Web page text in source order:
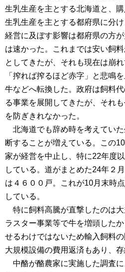
生乳生産を主とする北海道と、
生乳生産を主とする都府県に分
経営に及ぼす影響は都府県の方
は速かった。これまでは安い飼
としてきたが、それも現在は崩
「搾れば搾るほど赤字」と悲鳴
牛などへ転換した。政府は飼料
る事業を展開してきたが、それ
を防ぎきれなかった。
北海道でも辞め時を考えてい
断することが増えている。この
家が経営を中止し、特に22年度
している。道がまとめた24年２
は４６００戸。これが10月末時
している。
特に飼料高騰が直撃したのは
ラスター事業等で牛を増頭した
せるわけではないため輸入飼料の
大規模設備の費用返済もあり、
中酪が酪農家に実施した調査